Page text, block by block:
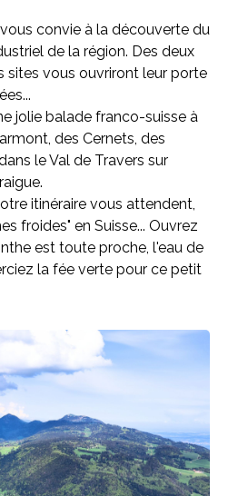
convie à la découverte du
de la région. Des deux
sites vous ouvriront leur porte
jolie balade franco-suisse à
des Cernets, des
le Val de Travers sur
itinéraire vous attendent,
froides" en Suisse... Ouvrez
est toute proche, l'eau de
la fée verte pour ce petit